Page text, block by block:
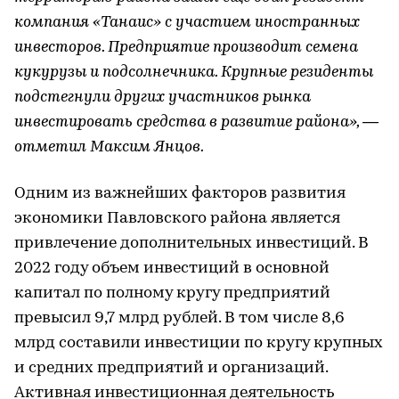
компания «Танаис» с участием иностранных
инвесторов. Предприятие производит семена
кукурузы и подсолнечника. Крупные резиденты
подстегнули других участников рынка
инвестировать средства в развитие района», —
отметил Максим Янцов.
Одним из важнейших факторов развития
экономики Павловского района является
привлечение дополнительных инвестиций. В
2022 году объем инвестиций в основной
капитал по полному кругу предприятий
превысил 9,7 млрд рублей. В том числе 8,6
млрд составили инвестиции по кругу крупных
и средних предприятий и организаций.
Активная инвестиционная деятельность